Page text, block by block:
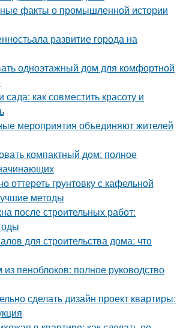
факты о промышленной истории
развитие города на
одноэтажный дом для комфортной
как совместить красоту и
мероприятия объединяют жителей
компактный дом: полное
оттереть грунтовку с кафельной
методы
после строительных работ:
для строительства дома: что
пеноблоков: полное руководство
сделать дизайн проект квартиры: